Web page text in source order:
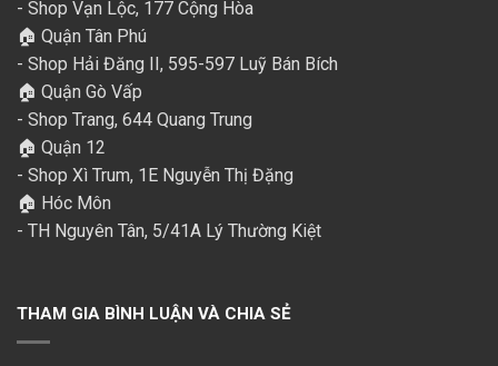
- Shop Vạn Lộc, 177 Cộng Hòa
🏠 Quận Tân Phú
- Shop Hải Đăng II, 595-597 Luỹ Bán Bích
🏠 Quận Gò Vấp
- Shop Trang, 644 Quang Trung
🏠 Quận 12
- Shop Xì Trum, 1E Nguyễn Thị Đặng
🏠 Hóc Môn
- TH Nguyên Tân, 5/41A Lý Thường Kiệt
THAM GIA BÌNH LUẬN VÀ CHIA SẺ